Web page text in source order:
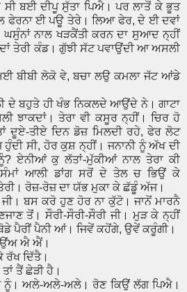
ਸੀ ਬਈ ਦੀਪੂ ਸੁੱਤਾ ਪਿਐ। ਪਰ ਲਾਤੋਂ ਕੇ ਭੂਤ
ਫੇਰਨਾ ਈ ਪਊ ਤੇਰੇ। ਲਿਆ ਫੇਰ, ਦੇ ਈ ਦਵਾਂ
ਨਾਲ ਖੜਕੈਂਤੀ ਕਰਨ ਦਾ ਸੁਆਦ ਨ੍ਹੀਂ
ਤੇਰੀ ਕੰਡ। ਗੁੱਝੀ ਸੱਟ ਪਵਾਉਂਦੀ ਆ ਅਸਲੀ
ਬੀਬੀ ਲੋਕੋ ਵੇ, ਬਚਾ ਲਉ ਕਮਲਾ ਜੱਟ ਆਂਡੇ
ਦੇ ਬਹੁਤੇ ਹੀ ਖੰਭ ਨਿਕਲਦੇ ਆਉਂਦੇ ਨੇ। ਗਾਟਾ
ਝਾਕਦਾਂ। ਤੇਰਾ ਵੀ ਕਸੂਰ ਨ੍ਹੀਂ। ਚਿਰ ਹੋ
ਦੂਏ-ਤੀਏ ਦਿਨ ਡੋਜ਼ ਮਿਲਦੀ ਰਹੇ, ਫੇਰ ਲੋਟ
ਹੁੰਦੀ ਸੀ, ਹੋਰ ਕੁਸ਼ ਨ੍ਹੀਂ। ਜਨਾਨੀ ਨੂੰ ਅੱਖ ਦੀ
ਏਨੀਆਂ ਕੁ ਲੱਤਾਂ-ਮੁੱਕੀਆਂ ਨਾਲ ਤੇਰਾ ਕੀ
ਸੰਮਾਂ ਆਲੀ ਡਾਂਗ ਸਰੋਂ ਦੇ ਤੇਲ ਚ ਭਿਉਂ ਕੇ
ਰੋਜ਼-ਰੋਜ਼ ਦਾ ਯੱਭ ਮੁਕਾ ਕੇ ਛੱਡੂੰ ਅੱਜ।
ਬਸ ਕਰੋ ਹੁਣ ਹੋਰ ਨਾ ਕੁੱਟੋ। ਜਾਨੋਂ ਮਾਰਨੈ
ਤੋਂ। ਸੌਰੀ-ਸੌਰੀ-ਸੌਰੀ ਜੀ। ਮੁੜ ਕੇ ਨ੍ਹੀਂ
ਪੈਰੀਂ ਪੈਨੀ ਆਂ। ਜਿਵੇਂ ਕਹੋਂਗੇ, ਉਵੇਂ ਕਰੂੰਗੀ।
ਐ ਐਂ।
ਰੱਖ ਦਿੱਤੈ।
ਤੈਂ ਛੇੜੀ ਹੈ।
ਨੂੰ। ਅਲੇ-ਅਲੇ-ਅਲੇ। ਰੋਣ ਕਿਉਂ ਲੱਗ ਪਿਐ।